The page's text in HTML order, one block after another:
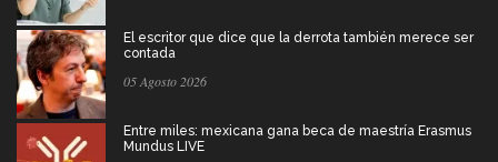
El escritor que dice que la derrota también merece ser
contada
05 Agosto 2026
Entre miles: mexicana gana beca de maestría Erasmus
Mundus LIVE